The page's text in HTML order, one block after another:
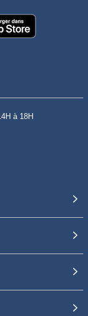
à 18H